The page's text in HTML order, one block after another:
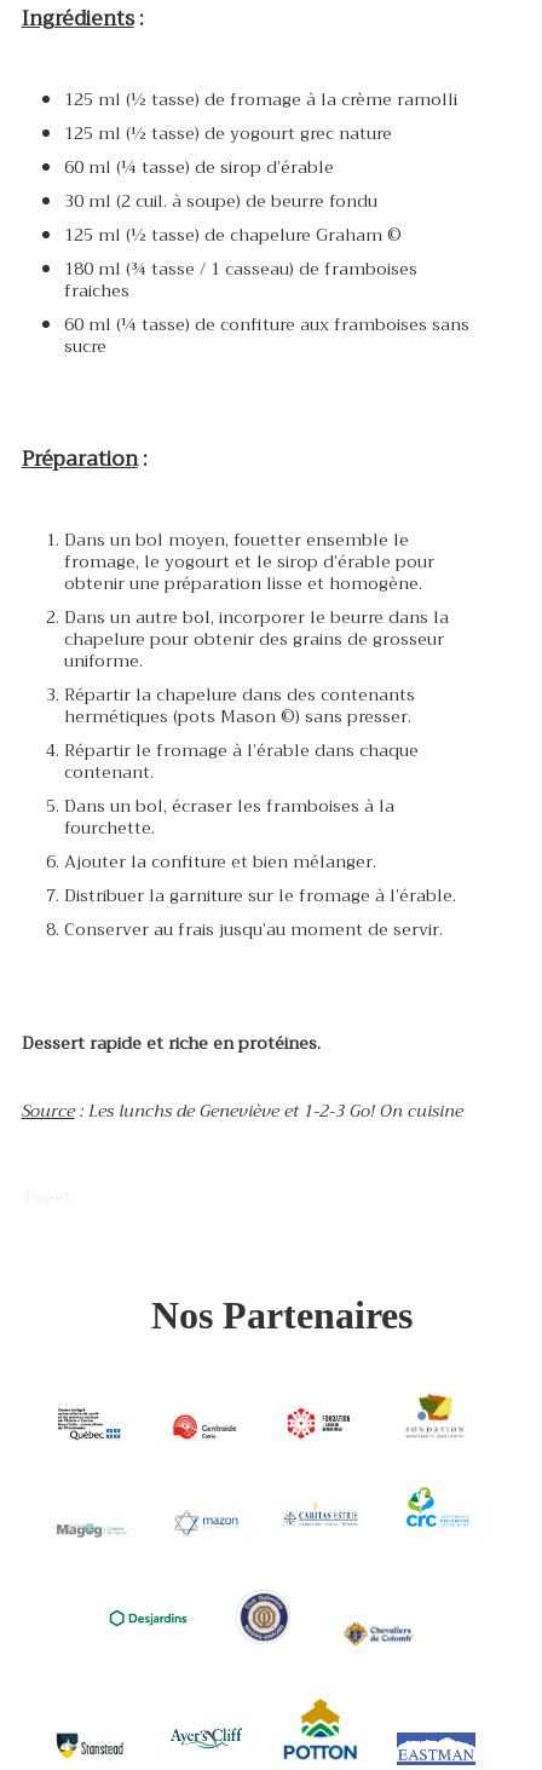
Ingrédients:
125 ml (½ tasse) de fromage à la crème ramolli
125 ml (½ tasse) de yogourt grec nature
60 ml (¼ tasse) de sirop d’érable
30 ml (2 cuil. à soupe) de beurre fondu
125 ml (½ tasse) de chapelure Graham ©
180 ml (¾ tasse / 1 casseau) de framboises
fraiches
60 ml (¼ tasse) de confiture aux framboises sans
sucre
Préparation:
Dans un bol moyen, fouetter ensemble le
fromage, le yogourt et le sirop d’érable pour
obtenir une préparation lisse et homogène.
Dans un autre bol, incorporer le beurre dans la
chapelure pour obtenir des grains de grosseur
uniforme.
Répartir la chapelure dans des contenants
hermétiques (pots Mason ©) sans presser.
Répartir le fromage à l’érable dans chaque
contenant.
Dans un bol, écraser les framboises à la
fourchette.
Ajouter la confiture et bien mélanger.
Distribuer la garniture sur le fromage à l’érable.
Conserver au frais jusqu’au moment de servir.
Dessert rapide et riche en protéines.
Source: Les lunchs de Geneviève et 1-2-3 Go! On cuisine
Nos Partenaires